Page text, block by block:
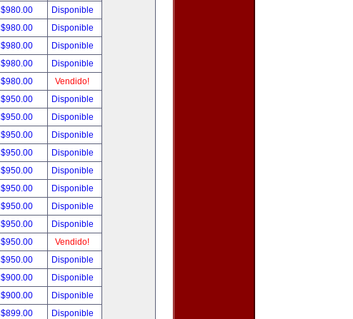
$980.00
Disponible
$980.00
Disponible
$980.00
Disponible
$980.00
Disponible
$980.00
Vendido!
$950.00
Disponible
$950.00
Disponible
$950.00
Disponible
$950.00
Disponible
$950.00
Disponible
$950.00
Disponible
$950.00
Disponible
$950.00
Disponible
$950.00
Vendido!
$950.00
Disponible
$900.00
Disponible
$900.00
Disponible
$899.00
Disponible